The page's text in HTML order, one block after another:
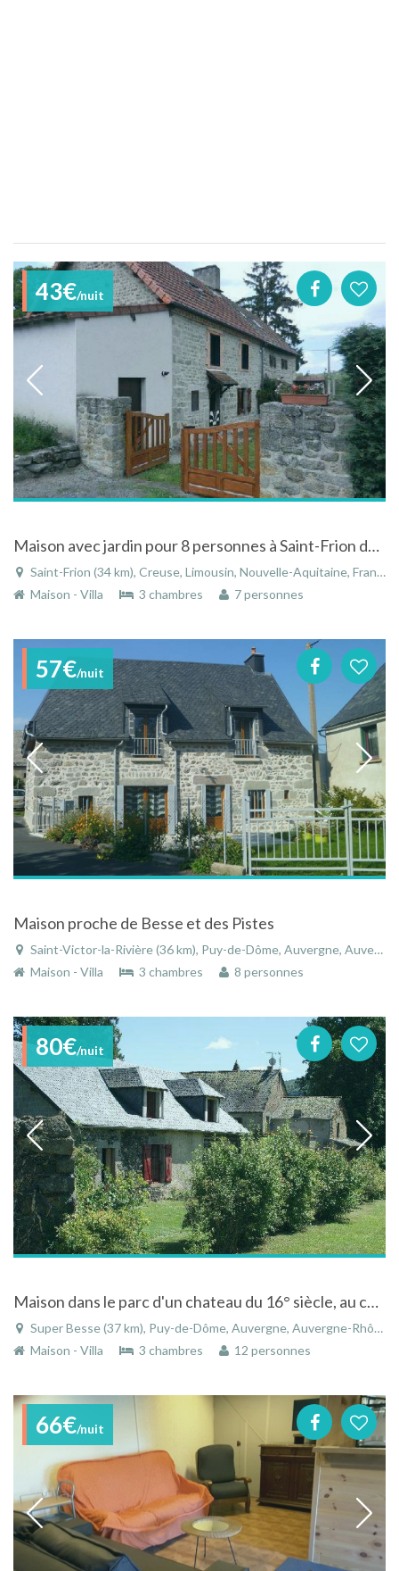
43€/nuit
Maison avec jardin pour 8 personnes à Saint-Frion dans le Limousin
Saint-Frion (34 km), Creuse, Limousin, Nouvelle-Aquitaine, France
Maison - Villa
3 chambres 7 personnes
57€/nuit
Maison proche de Besse et des Pistes
Saint-Victor-la-Rivière (36 km), Puy-de-Dôme, Auvergne, Auvergne-Rhône-Alpes, France
Maison - Villa
3 chambres 8 personnes
80€/nuit
Maison dans le parc d'un chateau du 16° siècle, au coeur de l'Auvergne historique et touristique
Super Besse (37 km), Puy-de-Dôme, Auvergne, Auvergne-Rhône-Alpes, France
Maison - Villa
3 chambres 12 personnes
66€/nuit